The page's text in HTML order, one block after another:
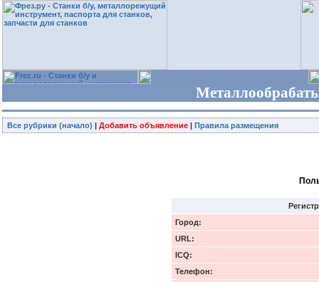
Все рубрики (начало) | Добавить объявление | Правила размещения
Город:
URL:
ICQ:
Телефон: